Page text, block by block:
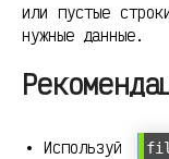
или пустые
нужные данные.
Используй